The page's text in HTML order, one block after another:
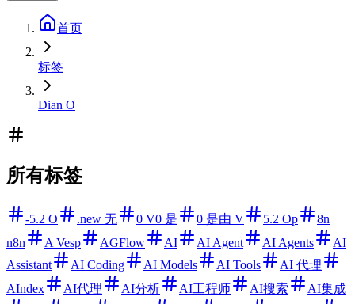
首页
标签
Dian O
所有标签
-5.2 O .new 无 0 V0 是 0 是由 V 5.2 Op
8n
n8n
A Vesp AGFlow AI AI Agent AI Agents
AI
Assistant
AI Coding AI Models AI Tools
AI 代理
AIndex
AI代理 AI分析 AI工程师 AI搜索
AI集成